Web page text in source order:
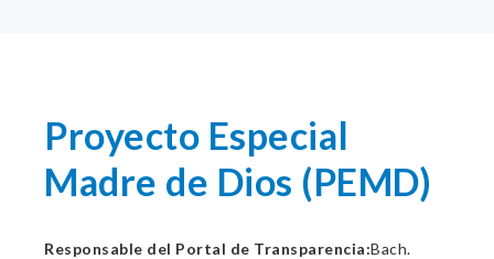
Proyecto Especial
Madre de Dios (PEMD)
Responsable del Portal de Transparencia:Bach.